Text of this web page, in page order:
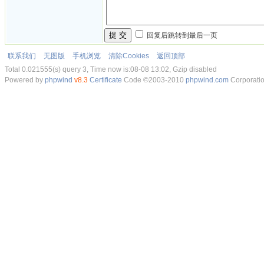
提 交 回复后跳转到最后一页
联系我们 无图版 手机浏览 清除Cookies
返回顶部
Total 0.021555(s) query 3, Time now is:08-08 13:02, Gzip disabled
Powered by phpwind v8.3 Certificate Code ©2003-2010 phpwind.com